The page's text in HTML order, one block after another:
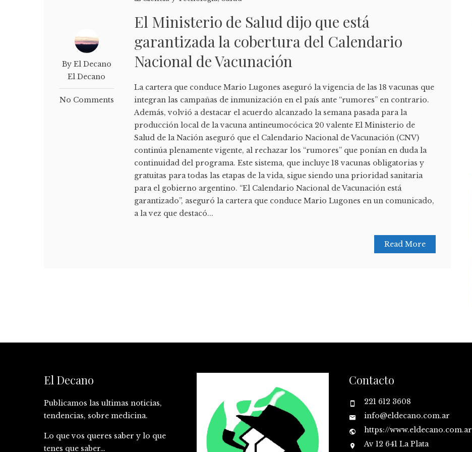
By El Decano
El Decano
No Comments
El Ministerio de Salud dijo que está
garantizada la cobertura del Calendario
Nacional de Vacunación
La cartera que conduce Mario Lugones aseguró la vigencia de las 18 vacunas que
integran las campañas de inmunización en el país ante “rumores” en contrario.
Además, volvió a destacar el acuerdo alcanzado la semana pasada para la
producción local de la vacuna antineumocócica 20 valente El Ministerio de
Salud de la Nación aseguró que el Calendario Nacional de Vacunación (CNV)
continúa plenamente vigente, al rechazar los “rumores” que ponían en duda la
continuidad del programa. Este sistema, que incluye 18 vacunas obligatorias y
gratuitas para todas las etapas de la vida, sigue siendo una prioridad sanitaria
para el gobierno argentino. “El Calendario Nacional de Vacunación está
garantizado”, aseguró la cartera que conduce Mario Lugones en un comunicado,
a la vez que destacó...
Read More
El Decano
Publicamos las ultimas noticias,
tendencias, sobre medicina.
Lo que vos queres saber y lo que
tenes que saber…
Contacto
221 612 3608
info@eldecano.com.ar
https://www.eldecano.com.ar
Av 12 641 La Plata